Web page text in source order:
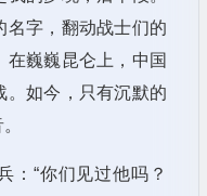
名字，翻动战士们的
在巍巍昆仑上，中国
。如今，只有沉默的
：“你们见过他吗？